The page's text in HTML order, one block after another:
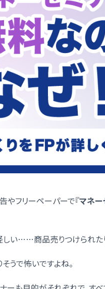
やフリーペーパーで『マネー
しい……商品売りつけられた
うで怖いですよね。